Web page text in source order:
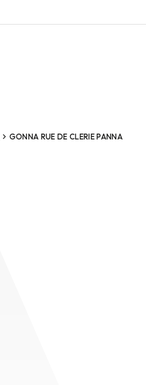
GONNA RUE DE CLERIE PANNA